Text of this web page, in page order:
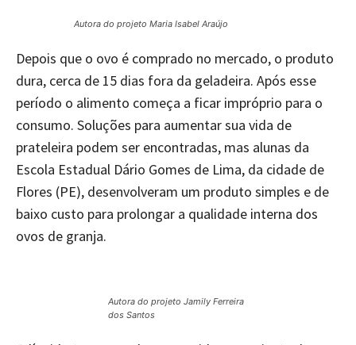
Autora do projeto Maria Isabel Araújo
Depois que o ovo é comprado no mercado, o produto
dura, cerca de 15 dias fora da geladeira. Após esse
período o alimento começa a ficar impróprio para o
consumo. Soluções para aumentar sua vida de
prateleira podem ser encontradas, mas alunas da
Escola Estadual Dário Gomes de Lima, da cidade de
Flores (PE), desenvolveram um produto simples e de
baixo custo para prolongar a qualidade interna dos
ovos de granja.
Autora do projeto Jamily Ferreira
dos Santos